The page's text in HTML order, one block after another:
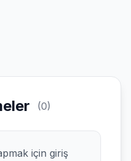
(0)
için giriş